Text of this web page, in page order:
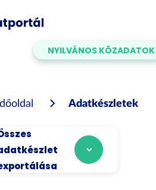
NYILVÁNOS KÖZADATOK
Adatkészletek